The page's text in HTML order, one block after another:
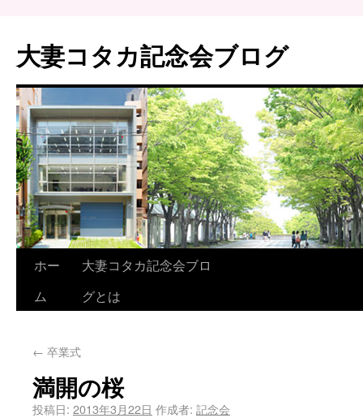
大妻コタカ記念会ブログ
ホー
ム
大妻コタカ記念会ブロ
グとは
← 卒業式
満開の桜
投稿日: 2013年3月22日 作成者: 記念会